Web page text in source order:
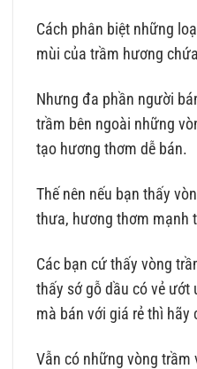
Cách phân biệt những
mùi của trầm hương
Nhưng đa phần người
trầm bên ngoài những
tạo hương thơm dễ bán.
Thế nên nếu bạn thấy
thưa, hương thơm mạnh
Các bạn cứ thấy vòng
thấy sớ gỗ dầu có vẻ
mà bán với giá rẻ thì hãy
Vẫn có những vòng